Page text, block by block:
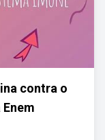
contra o